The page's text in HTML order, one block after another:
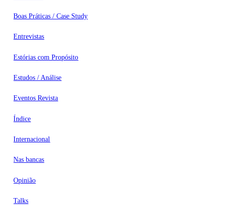
Boas Práticas / Case Study
Entrevistas
Estórias com Propósito
Estudos / Análise
Eventos Revista
Índice
Internacional
Nas bancas
Opinião
Talks